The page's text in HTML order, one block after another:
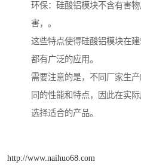
环保：硅酸铝模块不含有害
害，。
这些特点使得硅酸铝模块在
都有广泛的应用。
需要注意的是，不同厂家生
同的性能和特点，因此在实
选择适合的产品。
http://www.naihuo68.com